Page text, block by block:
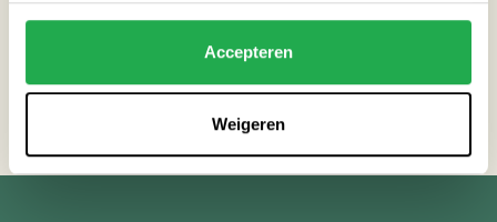
Accepteren
Weigeren
Terug naar agenda